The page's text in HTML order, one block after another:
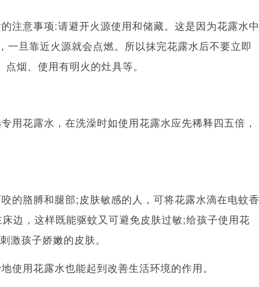
注意事项:请避开火源使用和储藏。这是因为花露水中
一旦靠近火源就会点燃。所以抹完花露水后不要立即
烟、使用有明火的灶具等。
用花露水，在洗澡时如使用花露水应先稀释四五倍，
的胳膊和腿部;皮肤敏感的人，可将花露水滴在电蚊香
边，这样既能驱蚊又可避免皮肤过敏;给孩子使用花
激孩子娇嫩的皮肤。
使用花露水也能起到改善生活环境的作用。